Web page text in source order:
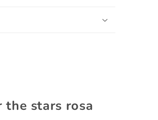
the stars rosa